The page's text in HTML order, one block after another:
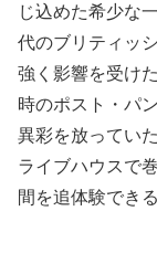
じ込めた希少な
代のブリティッ
強く影響を受け
時のポスト・パ
異彩を放ってい
ライブハウスで
間を追体験でき